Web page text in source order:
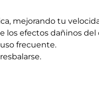
mejorando tu
los efectos dañinos del
frecuente.